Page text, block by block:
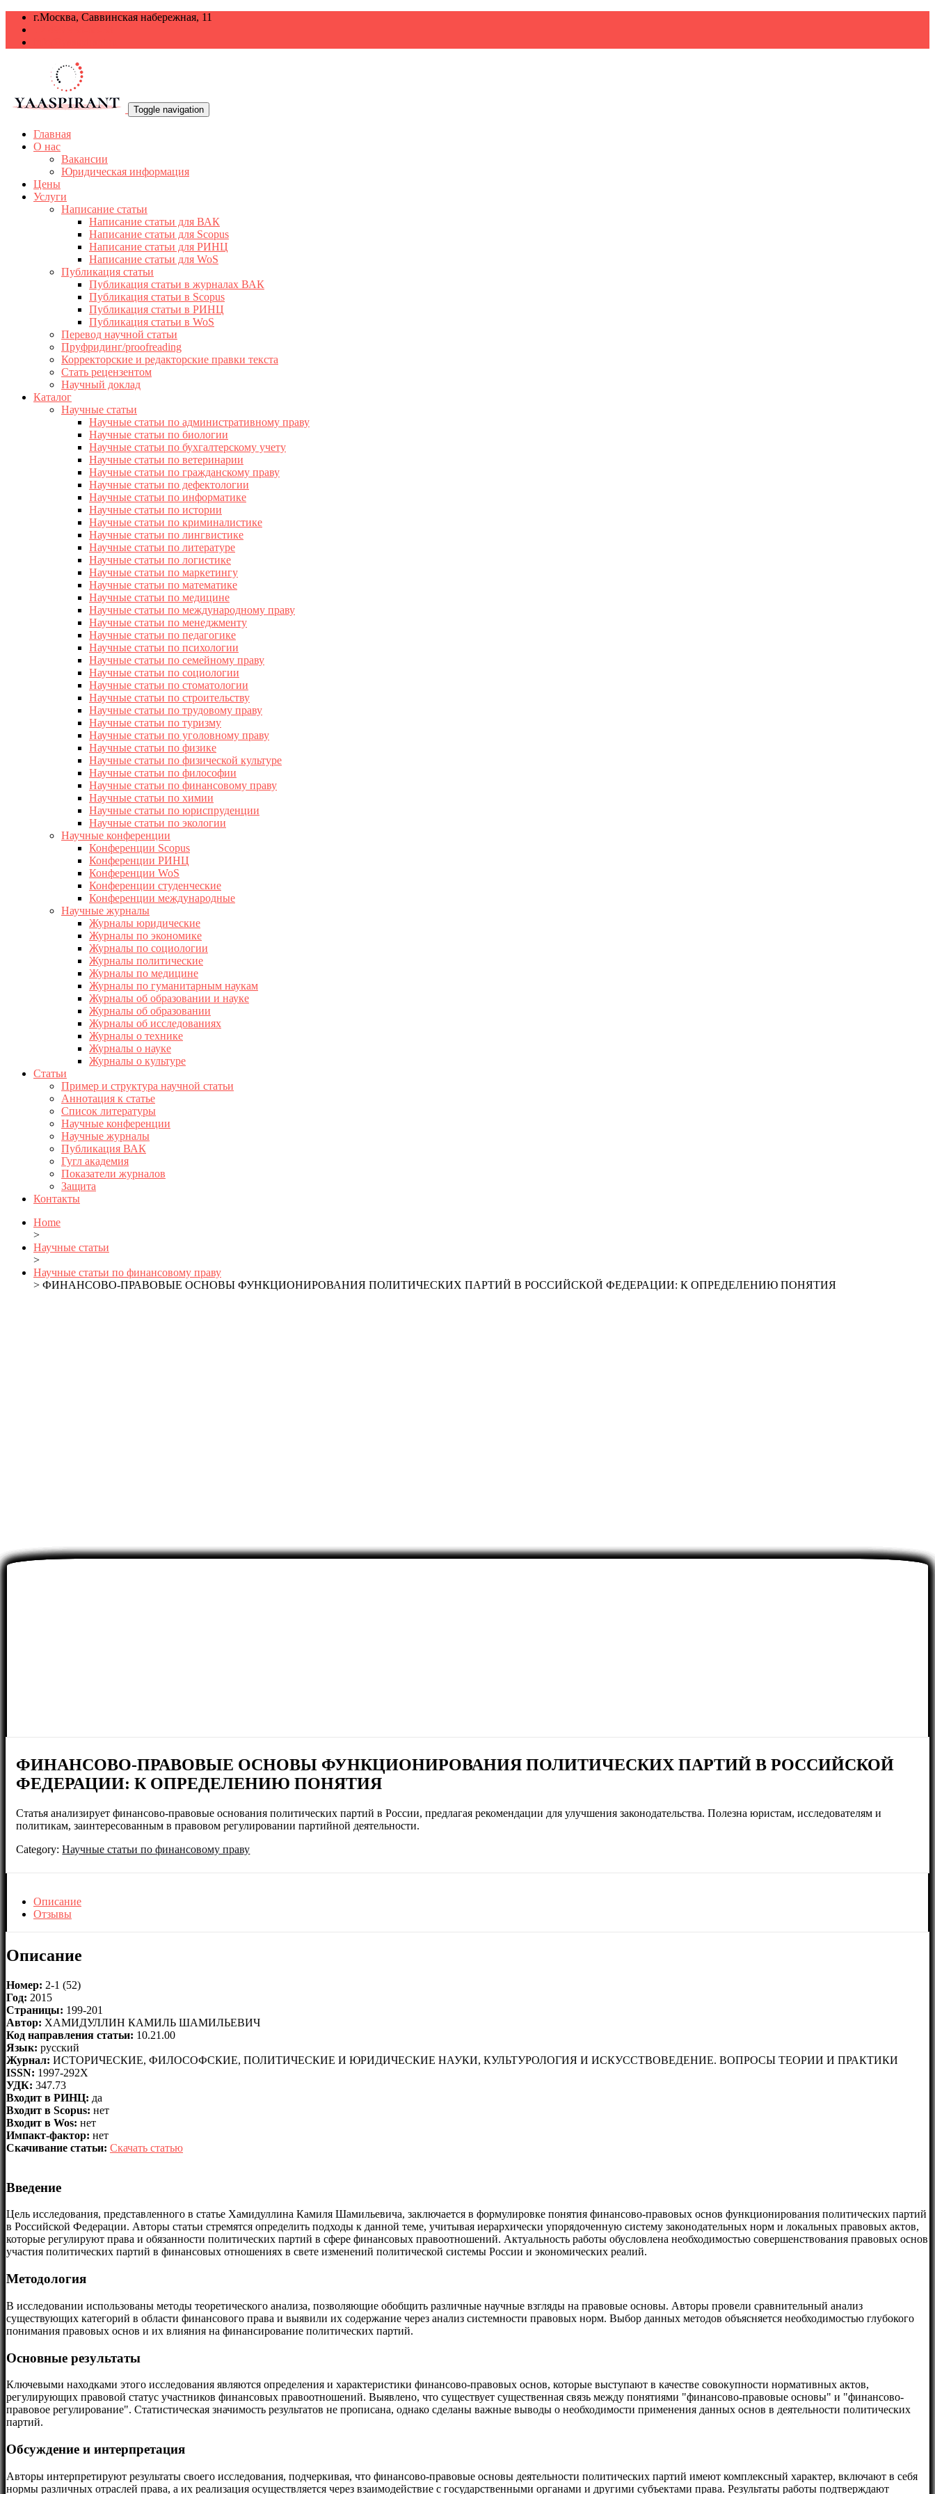
г.Москва, Саввинская набережная, 11
Toggle navigation
Главная
О нас
Вакансии
Юридическая информация
Цены
Услуги
Написание статьи
Написание статьи для ВАК
Написание статьи для Scopus
Написание статьи для РИНЦ
Написание статьи для WoS
Публикация статьи
Публикация статьи в журналах ВАК
Публикация статьи в Scopus
Публикация статьи в РИНЦ
Публикация статьи в WoS
Перевод научной статьи
Пруфридинг/proofreading
Корректорские и редакторские правки текста
Стать рецензентом
Научный доклад
Каталог
Научные статьи
Научные статьи по административному праву
Научные статьи по биологии
Научные статьи по бухгалтерскому учету
Научные статьи по ветеринарии
Научные статьи по гражданскому праву
Научные статьи по дефектологии
Научные статьи по информатике
Научные статьи по истории
Научные статьи по криминалистике
Научные статьи по лингвистике
Научные статьи по литературе
Научные статьи по логистике
Научные статьи по маркетингу
Научные статьи по математике
Научные статьи по медицине
Научные статьи по международному праву
Научные статьи по менеджменту
Научные статьи по педагогике
Научные статьи по психологии
Научные статьи по семейному праву
Научные статьи по социологии
Научные статьи по стоматологии
Научные статьи по строительству
Научные статьи по трудовому праву
Научные статьи по туризму
Научные статьи по уголовному праву
Научные статьи по физике
Научные статьи по физической культуре
Научные статьи по философии
Научные статьи по финансовому праву
Научные статьи по химии
Научные статьи по юриспруденции
Научные статьи по экологии
Научные конференции
Конференции Scopus
Конференции РИНЦ
Конференции WoS
Конференции студенческие
Конференции международные
Научные журналы
Журналы юридические
Журналы по экономике
Журналы по социологии
Журналы политические
Журналы по медицине
Журналы по гуманитарным наукам
Журналы об образовании и науке
Журналы об образовании
Журналы об исследованиях
Журналы о технике
Журналы о науке
Журналы о культуре
Статьи
Пример и структура научной статьи
Аннотация к статье
Список литературы
Научные конференции
Научные журналы
Публикация ВАК
Гугл академия
Показатели журналов
Защита
Контакты
Home
>
Научные статьи
>
Научные статьи по финансовому праву
> ФИНАНСОВО-ПРАВОВЫЕ ОСНОВЫ ФУНКЦИОНИРОВАНИЯ ПОЛИТИЧЕСКИХ ПАРТИЙ В РОССИЙСКОЙ ФЕДЕРАЦИИ: К ОПРЕДЕЛЕНИЮ ПОНЯТИЯ
ФИНАНСОВО-ПРАВОВЫЕ ОСНОВЫ ФУНКЦИОНИРОВАНИЯ ПОЛИТИЧЕСКИХ ПАРТИЙ В РОССИЙСКОЙ
ФЕДЕРАЦИИ: К ОПРЕДЕЛЕНИЮ ПОНЯТИЯ
Статья анализирует финансово-правовые основания политических партий в России, предлагая рекомендации для улучшения законодательства. Полезна юристам, исследователям и
политикам, заинтересованным в правовом регулировании партийной деятельности.
Category:Научные статьи по финансовому праву
Описание
Отзывы
Описание
Номер: 2-1 (52)
Год: 2015
Страницы: 199-201
Автор: ХАМИДУЛЛИН КАМИЛЬ ШАМИЛЬЕВИЧ
Код направления статьи: 10.21.00
Язык: русский
Журнал: ИСТОРИЧЕСКИЕ, ФИЛОСОФСКИЕ, ПОЛИТИЧЕСКИЕ И ЮРИДИЧЕСКИЕ НАУКИ, КУЛЬТУРОЛОГИЯ И ИСКУССТВОВЕДЕНИЕ. ВОПРОСЫ ТЕОРИИ И ПРАКТИКИ
ISSN: 1997-292X
УДК: 347.73
Входит в РИНЦ: да
Входит в Scopus: нет
Входит в Wos: нет
Импакт-фактор: нет
Скачивание статьи: Скачать статью
Введение
Цель исследования, представленного в статье Хамидуллина Камиля Шамильевича, заключается в формулировке понятия финансово-правовых основ функционирования политических партий
в Российской Федерации. Авторы статьи стремятся определить подходы к данной теме, учитывая иерархически упорядоченную систему законодательных норм и локальных правовых актов,
которые регулируют права и обязанности политических партий в сфере финансовых правоотношений. Актуальность работы обусловлена необходимостью совершенствования правовых основ
участия политических партий в финансовых отношениях в свете изменений политической системы России и экономических реалий.
Методология
В исследовании использованы методы теоретического анализа, позволяющие обобщить различные научные взгляды на правовые основы. Авторы провели сравнительный анализ
существующих категорий в области финансового права и выявили их содержание через анализ системности правовых норм. Выбор данных методов объясняется необходимостью глубокого
понимания правовых основ и их влияния на финансирование политических партий.
Основные результаты
Ключевыми находками этого исследования являются определения и характеристики финансово-правовых основ, которые выступают в качестве совокупности нормативных актов,
регулирующих правовой статус участников финансовых правоотношений. Выявлено, что существует существенная связь между понятиями "финансово-правовые основы" и "финансово-
правовое регулирование". Статистическая значимость результатов не прописана, однако сделаны важные выводы о необходимости применения данных основ в деятельности политических
партий.
Обсуждение и интерпретация
Авторы интерпретируют результаты своего исследования, подчеркивая, что финансово-правовые основы деятельности политических партий имеют комплексный характер, включают в себя
нормы различных отраслей права, а их реализация осуществляется через взаимодействие с государственными органами и другими субъектами права. Результаты работы подтверждают